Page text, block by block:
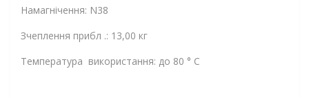
Намагнічення: N38
Зчеплення прибл .: 13,00 кг
Температура використання: до 80 ° C